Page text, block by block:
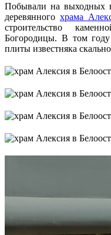
Побывали на выходных
деревянного храма
строительство
Богородицы. В том
плиты известняка